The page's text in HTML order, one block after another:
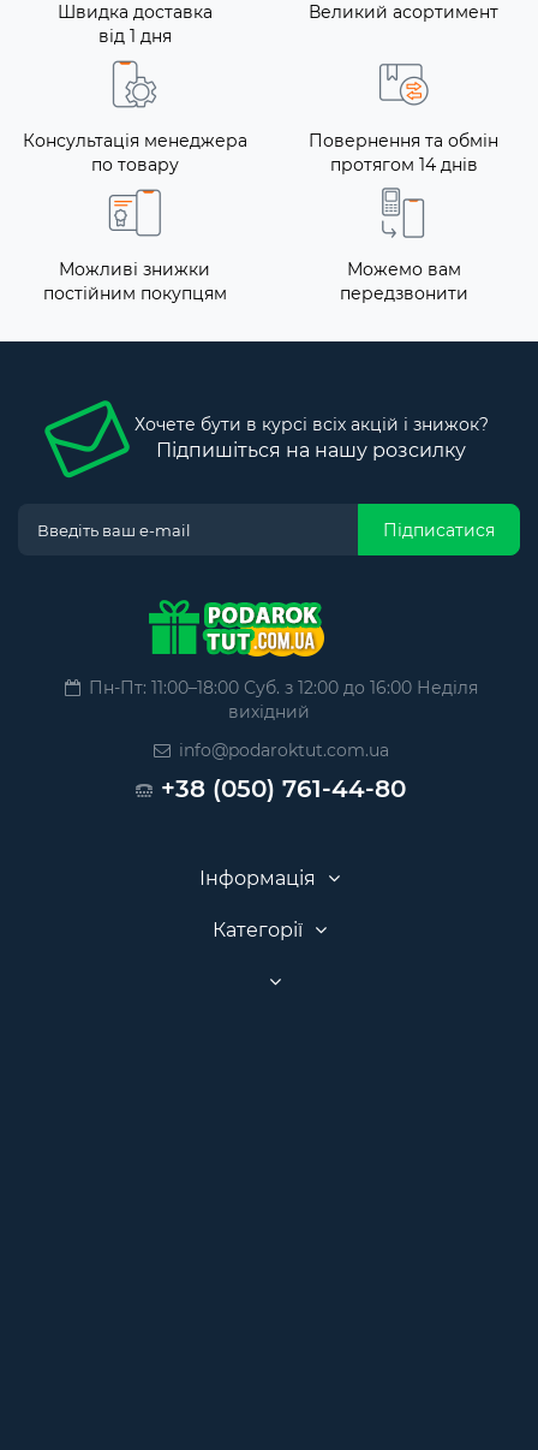
Швидка доставка
від 1 дня
Великий асортимент
Консультація менеджера
по товару
Повернення та обмін
протягом 14 днів
Можливі знижки
постійним покупцям
Можемо вам
передзвонити
Хочете бути в курсі всіх акцій і знижок?
Підпишіться на нашу розсилку
Підписатися
Пн-Пт: 11:00–18:00 Суб. з 12:00 до 16:00 Неділя
вихідний
info@podaroktut.com.ua
+38 (050) 761-44-80
Інформація
Категорії